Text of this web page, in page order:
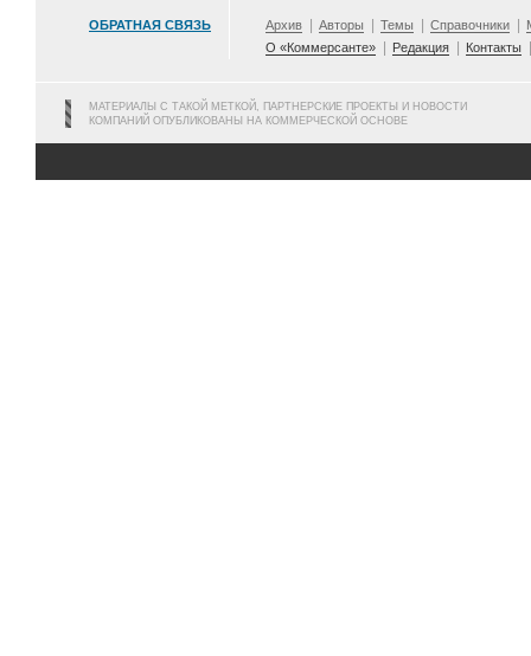
ОБРАТНАЯ СВЯЗЬ Архив Авторы Темы Справочники
О «Коммерсанте»
Редакция Контакты
МАТЕРИАЛЫ С ТАКОЙ МЕТКОЙ, ПАРТНЕРСКИЕ ПРОЕКТЫ И НОВОСТИ
КОМПАНИЙ ОПУБЛИКОВАНЫ НА КОММЕРЧЕСКОЙ ОСНОВЕ